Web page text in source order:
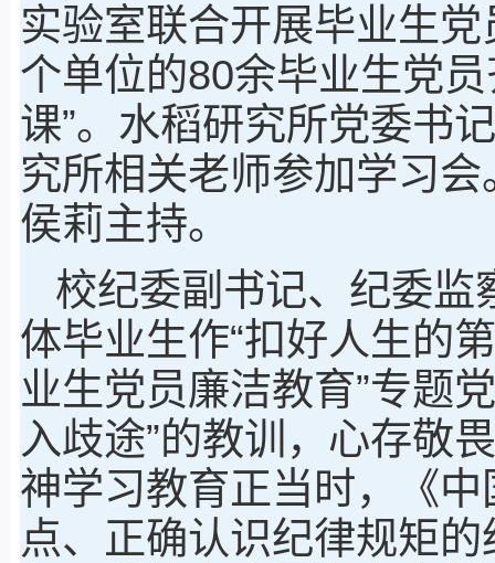
实验室联合开展毕业生
个单位的80余毕业生党
课”。水稻研究所党委书
究所相关老师参加学习
侯莉主持。
校纪委副书记、纪委监
体毕业生作“扣好人生的
业生党员廉洁教育”专题
入歧途”的教训，心存敬
神学习教育正当时，《
点、正确认识纪律规矩